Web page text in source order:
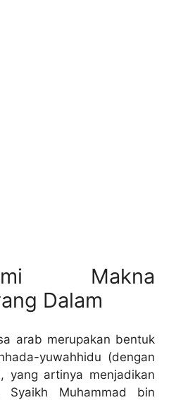
Makna
Dalam
arab merupakan bentuk
yuwahhidu (dengan
yang artinya menjadikan
Muhammad bin